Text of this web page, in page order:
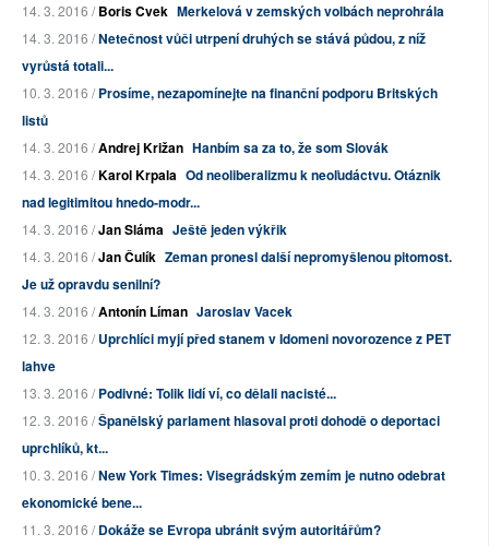
14. 3. 2016 /Boris Cvek Merkelová v zemských volbách neprohrála
14. 3. 2016 /Netečnost vůči utrpení druhých se stává půdou, z níž
vyrůstá totali...
10. 3. 2016 /Prosíme, nezapomínejte na finanční podporu Britských
listů
14. 3. 2016 /Andrej Križan Hanbím sa za to, že som Slovák
14. 3. 2016 /Karol Krpala Od neoliberalizmu k neoľudáctvu. Otáznik
nad legitimitou hnedo-modr...
14. 3. 2016 /Jan Sláma Ještě jeden výkřik
14. 3. 2016 /Jan Čulík Zeman pronesl další nepromyšlenou pitomost.
Je už opravdu senilní?
14. 3. 2016 /Antonín Líman Jaroslav Vacek
12. 3. 2016 /Uprchlíci myjí před stanem v Idomeni novorozence z PET
lahve
13. 3. 2016 /Podivné: Tolik lidí ví, co dělali nacisté...
12. 3. 2016 /Španělský parlament hlasoval proti dohodě o deportaci
uprchlíků, kt...
10. 3. 2016 /New York Times: Visegrádským zemím je nutno odebrat
ekonomické bene...
11. 3. 2016 /Dokáže se Evropa ubránit svým autoritářům?